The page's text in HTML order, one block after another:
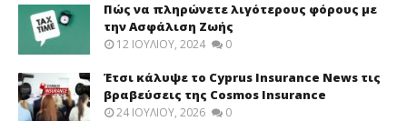
Πώς να πληρώνετε λιγότερους φόρους με
την Ασφάλιση Ζωής
12 ΙΟΥΛΊΟΥ, 2024 0
Έτσι κάλυψε το Cyprus Insurance News τις
βραβεύσεις της Cosmos Insurance
24 ΙΟΥΛΊΟΥ, 2026 0